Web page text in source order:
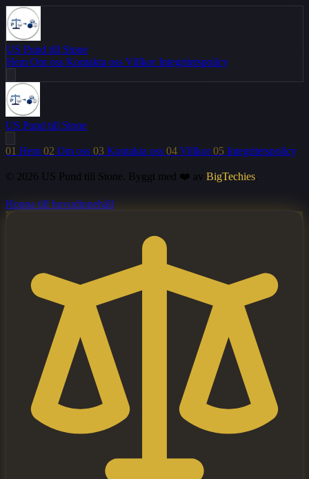
US Pund till Stone
Hem Om oss Kontakta oss VillkorIntegritetspolicy
US Pund till Stone
01 Hem 02 Om oss 03 Kontakta oss 04 Villkor05 Integritetspolicy
© 2026 US Pund till Stone. Byggt med ❤️ av BigTechies
Hoppa till huvudinnehåll